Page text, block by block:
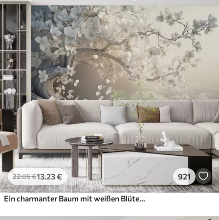
22.05€13 .23€ 921